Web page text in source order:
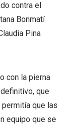
contra el
Bonmatí
Pina
con la pierna
que
que las
equipo que se